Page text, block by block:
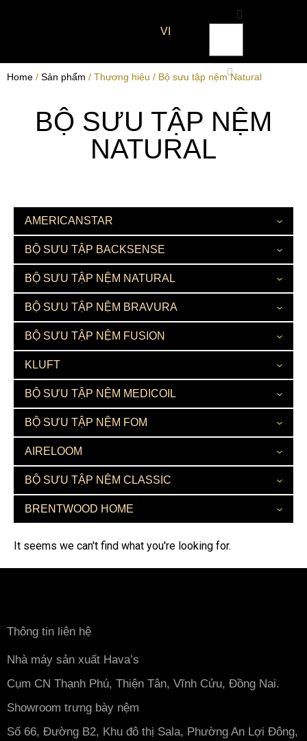
VI
Home / Sản phẩm / Thương hiệu / Bộ sưu tập nệm Natural
BỘ SƯU TẬP NỆM
NATURAL
AMERICANSTAR
BỘ SƯU TẬP BACKSENSE
BỘ SƯU TẬP NỆM NATURAL
BỘ SƯU TẬP NỆM BRAVURA
BỘ SƯU TẬP NỆM FUSION
KLUFT
BỘ SƯU TẬP NỆM MEDICOIL
BỘ SƯU TẬP NỆM FOM
AIRELOOM
BỘ SƯU TẬP NỆM CLASSIC
BRENTWOOD HOME
It seems we can't find what you're looking for.
Thông tin liên hệ
Nhà máy sản xuất Hava’s
Cụm CN Thạnh Phú, Thiện Tân, Vĩnh Cửu, Đồng Nai.
Showroom trưng bày nệm
Số 66, Đường B2, Khu đô thị Sala, Phường An Lợi Đông,